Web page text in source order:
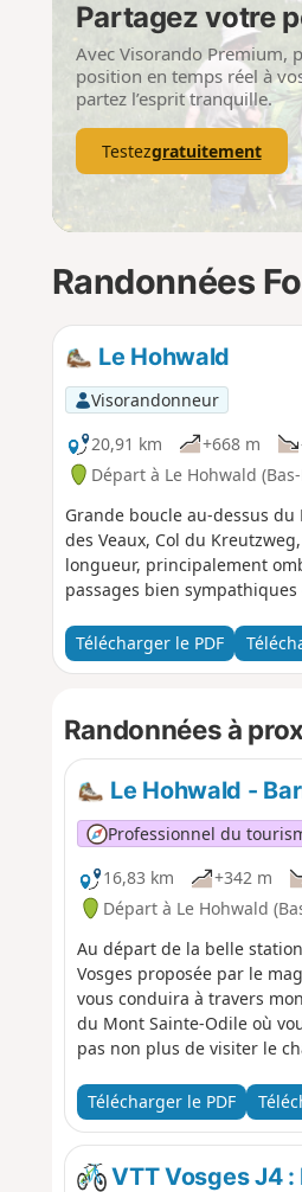
Partagez votre
Avec Visorando Premium,
position en temps réel à
partez l’esprit tranquille.
Testezgratuitement
Randonnées
Le Hohwald
Visorandonneur
20,91 km
+668 m
Départ à Le Hohwald
Grande boucle au-dessus
des Veaux, Col du
longueur, principalement
passages bien
Télécharger le PDF
Randonnées à
Le Hohwald -
Professionnel du
16,83 km
+342 m
Départ à Le Hohwald
Au départ de la belle
Vosges proposée par le
vous conduira à travers
du Mont Sainte-Odile où
pas non plus de visiter le
Télécharger le PDF
VTT Vosges J4 :